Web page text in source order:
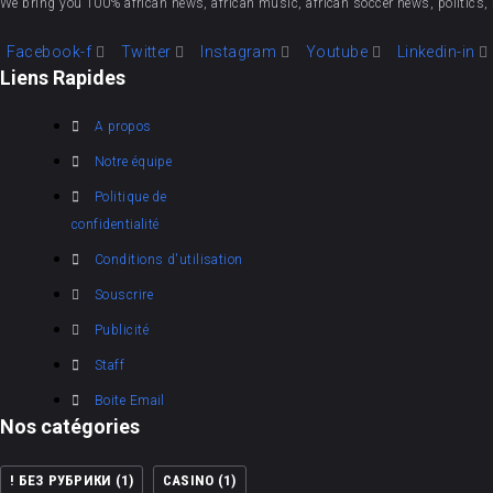
We bring you 100% african news, african music, african soccer news, politics,
Facebook-f Twitter Instagram Youtube Linkedin-in
Liens Rapides
A propos
Notre équipe
Politique de
confidentialité
Conditions d'utilisation
Souscrire
Publicité
Staff
Boite Email
Nos catégories
! БЕЗ РУБРИКИ (1) CASINO (1)